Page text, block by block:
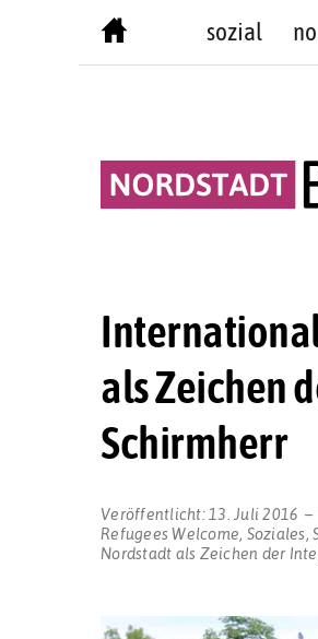
sozial
als Zeichen
Schirmherr
Veröffentlicht: 13. Juli 2016
Refugees Welcome Soziales
Nordstadt als Zeichen der